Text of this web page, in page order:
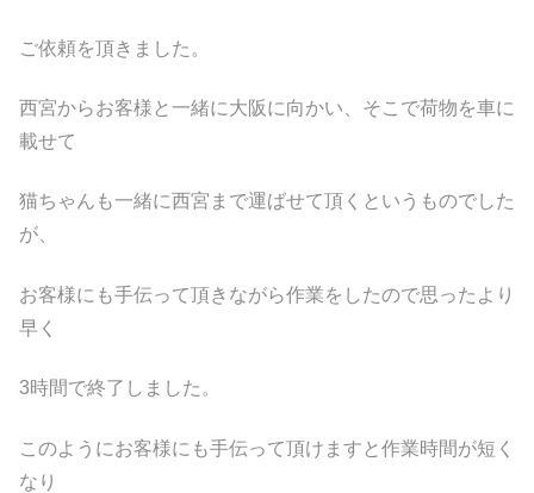
ご依頼を頂きました。
西宮からお客様と一緒に大阪に向かい、そこで荷物を車に
載せて
猫ちゃんも一緒に西宮まで運ばせて頂くというものでした
が、
お客様にも手伝って頂きながら作業をしたので思ったより
早く
3時間で終了しました。
このようにお客様にも手伝って頂けますと作業時間が短く
なり